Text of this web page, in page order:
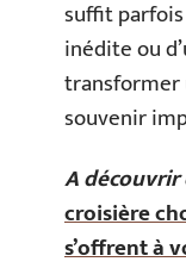
suffit
inédite ou
transformer
souvenir
A
croisière
s’offrent à